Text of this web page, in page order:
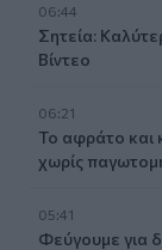
06:44
Σητεία:
Βίντεο
06:21
Το αφράτο και
χωρίς
05:41
Φεύγουμε για